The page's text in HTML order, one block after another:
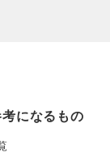
になるもの